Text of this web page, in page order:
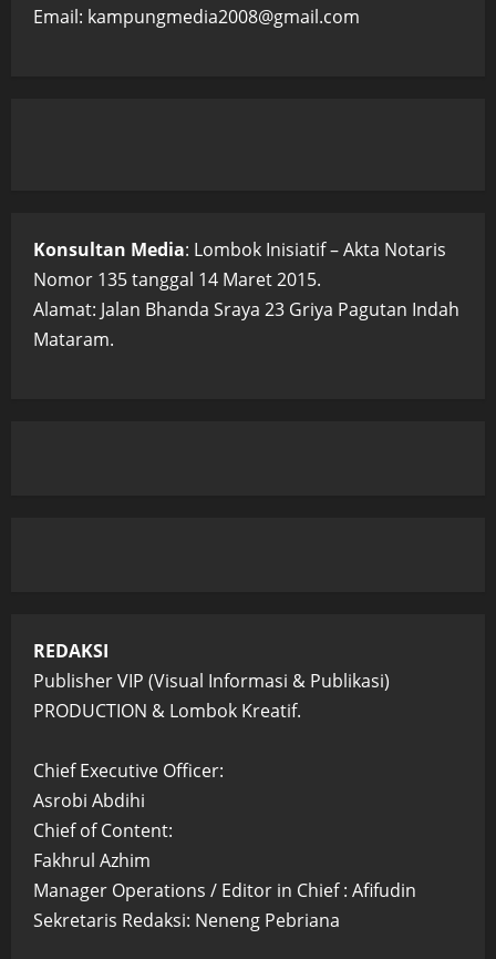
Email: kampungmedia2008@gmail.com
Konsultan Media: Lombok Inisiatif – Akta Notaris
Nomor 135 tanggal 14 Maret 2015.
Alamat: Jalan Bhanda Sraya 23 Griya Pagutan Indah
Mataram.
REDAKSI
Publisher VIP (Visual Informasi & Publikasi)
PRODUCTION & Lombok Kreatif.
Chief Executive Officer:
Asrobi Abdihi
Chief of Content:
Fakhrul Azhim
Manager Operations / Editor in Chief : Afifudin
Sekretaris Redaksi: Neneng Pebriana